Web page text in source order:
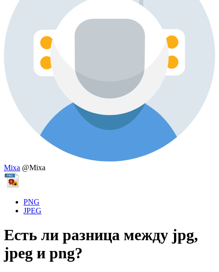
Mixa @Mixa
PNG
JPEG
Есть ли разница между jpg,
jpeg и png?